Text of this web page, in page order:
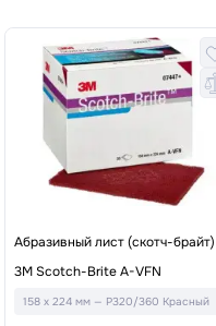
Абразивный лист (скотч-брайт)
3M Scotch-Brite A-VFN
158 x 224 мм — P320/360 Красный